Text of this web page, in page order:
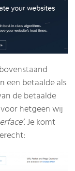
een betaalde als
de betaalde
hetgeen wij
. Je komt